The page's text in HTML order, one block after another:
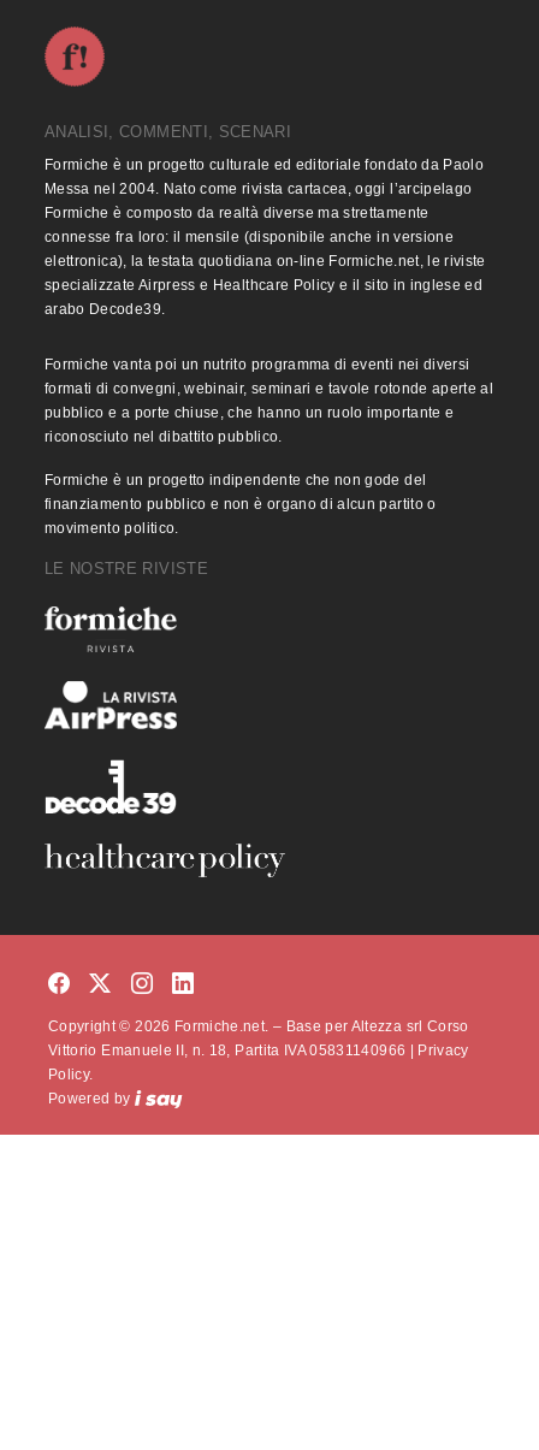
ANALISI, COMMENTI, SCENARI
Formiche è un progetto culturale ed editoriale fondato da Paolo
Messa nel 2004. Nato come rivista cartacea, oggi l’arcipelago
Formiche è composto da realtà diverse ma strettamente
connesse fra loro: il mensile (disponibile anche in versione
elettronica), la testata quotidiana on-line Formiche.net, le riviste
specializzate Airpress e Healthcare Policy e il sito in inglese ed
arabo Decode39.
Formiche vanta poi un nutrito programma di eventi nei diversi
formati di convegni, webinair, seminari e tavole rotonde aperte al
pubblico e a porte chiuse, che hanno un ruolo importante e
riconosciuto nel dibattito pubblico.
Formiche è un progetto indipendente che non gode del
finanziamento pubblico e non è organo di alcun partito o
movimento politico.
LE NOSTRE RIVISTE
Copyright © 2026 Formiche.net. – Base per Altezza srl Corso
Vittorio Emanuele II, n. 18, Partita IVA 05831140966 |
Privacy
Policy.
Powered by